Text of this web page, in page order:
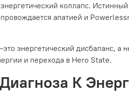
коллапс.
апатией и
энергетический дисбаланс, а
и перехода в Hero State.
К